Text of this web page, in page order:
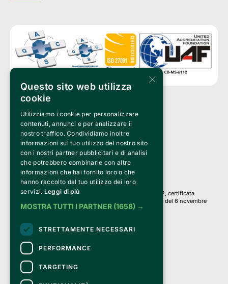
Clappit è un marchio di proprietà di:
Bemils Srl
a Socio Unico
Via Fosse Ardeatine, 4 -20092 Cinisello Balsamo (MI)
PI 05589050961
Iscr. C.C.I.A.A. Milano R.E.A. 1833471
© 2010-2025 Bemils Srl - Tutti i diritti riservati
Credits:
Clappit è basato sulla piattaforma di biglietteria Belive 6.2, certificata
dall’Agenzia delle Entrate con protocollo n. 2025/445474 del 6 novembre
2025.
Su Clappit i tuoi acquisti ed i tuoi dati
sono sicuri e protetti da un certificato SSL
con crittografia a 128 bit.
×
Questo sito web utilizza
cookie
Utilizziamo i cookie per personalizzare
contenuti, annunci e per analizzare il
nostro traffico. Condividiamo inoltre
informazioni sul tuo utilizzo del nostro sito
con i nostri partner pubblicitari e di analisi
che potrebbero combinarle con altre
informazioni che hai fornito loro o che
hanno raccolto dal tuo utilizzo dei loro
servizi. Leggi di più
MOSTRA TUTTI I PARTNER (1658) →
STRETTAMENTE NECESSARI
PERFORMANCE
TARGETING